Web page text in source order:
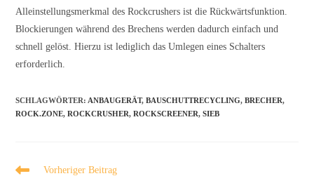
Alleinstellungsmerkmal des Rockcrushers ist die Rückwärtsfunktion.
Blockierungen während des Brechens werden dadurch einfach und
schnell gelöst. Hierzu ist lediglich das Umlegen eines Schalters
erforderlich.
SCHLAGWÖRTER: ANBAUGERÄT, BAUSCHUTTRECYCLING, BRECHER,
ROCK.ZONE, ROCKCRUSHER, ROCKSCREENER, SIEB
Vorheriger Beitrag